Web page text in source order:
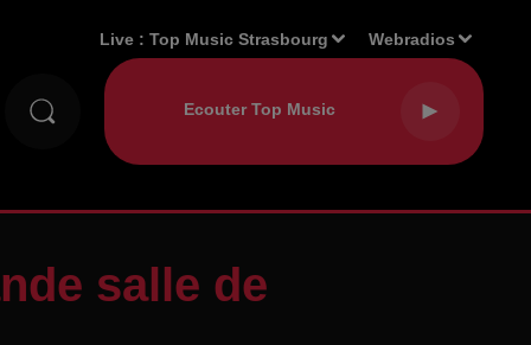
Live :Top Music Strasbourg Webradios
salle de